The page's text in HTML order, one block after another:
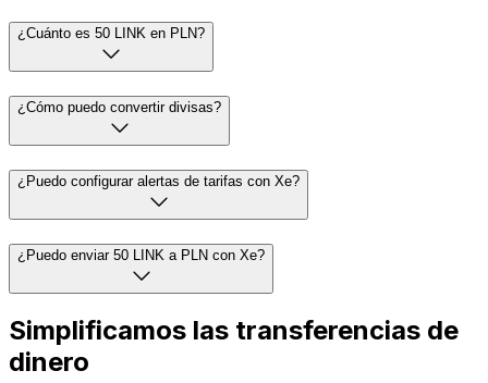
¿Cuánto es 50 LINK en PLN?
¿Cómo puedo convertir divisas?
¿Puedo configurar alertas de tarifas con Xe?
¿Puedo enviar 50 LINK a PLN con Xe?
Simplificamos las transferencias de
dinero